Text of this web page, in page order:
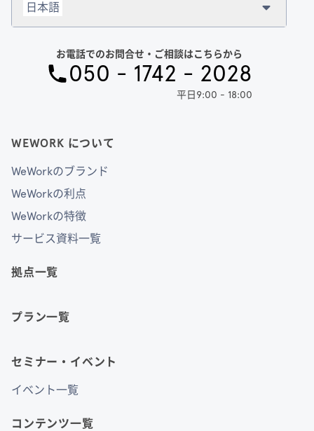
WEWORK について
WeWorkのブランド
WeWorkの利点
WeWorkの特徴
サービス資料一覧
拠点一覧
プラン一覧
セミナー・イベント
イベント一覧
コンテンツ一覧
お電話でのお問合せ・ご相談はこちらから
050 - 1742 - 2028
平日9:00 - 18:00
日本語